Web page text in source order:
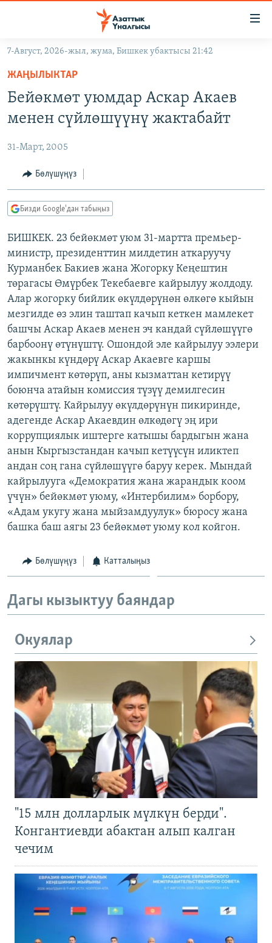
Навигацияга
өтүңүз
Издөөгө
салыңыз
ЭКОНОМИКА
МАДАНИЯТ
БОРБОР АЗИЯ
АТАЙЫН ИЛИКТӨӨ
ТВ ПРОГРАММАЛАР
ЭКСПЕРТТЕР ТАЛДАЙТ
БИЗ ЖАНА ДҮЙНӨ
ДАНИСТЕ
ЭЖЕ-СИҢДИЛЕР
АЗАТТЫК+
ЫҢГАЙСЫЗ СУРООЛОР
ӨЗГӨЧӨ ПИКИР
Русский
ОНЛАЙН ШЕРИНЕ
ЭЕ/АРнун бардык сайттары
7-Август, 2026-жыл, жума, Бишкек убактысы 21:42
ЖАҢЫЛЫКТАР
Бейөкмөт уюмдар Аскар Акаев
менен сүйлөшүүнү жактабайт
31-Март, 2005
Бөлүшүңүз
Бизди Google'дан табыңыз
БИШКЕК. 23 бейөкмөт уюм 31-мартта премьер-
министр, президенттин милдетин аткаруучу
Курманбек Бакиев жана Жогорку Кеңештин
төрагасы Өмүрбек Текебаевге кайрылуу жолдоду.
Алар жогорку бийлик өкүлдөрүнөн өлкөгө кыйын
мезгилде өз элин таштап качып кеткен мамлекет
башчы Аскар Акаев менен эч кандай сүйлөшүүгө
барбоонү өтүнүштү. Ошондой эле кайрылуу ээлери
жакынкы күндөрү Аскар Акаевге каршы
импичмент көтөрүп, аны кызматтан кетирүү
боюнча атайын комиссия түзүү демилгесин
көтөрүштү. Кайрылуу өкүлдөрүнүн пикиринде,
адегенде Аскар Акаевдин өлкөдөгү эң ири
коррупциялык иштерге катышы бардыгын жана
анын Кыргызстандан качып кетүүсүн иликтеп
андан соң гана сүйлөшүүгө баруу керек. Мындай
кайрылууга «Демократия жана жарандык коом
үчүн» бейөкмөт уюму, «Интербилим» борбору,
«Адам укугу жана мыйзамдуулук» бюросу жана
башка баш аягы 23 бейөкмөт уюму кол койгон.
Бөлүшүңүз Катталыңыз
Дагы кызыктуу баяндар
Окуялар
"15 млн долларлык мүлкүн берди".
Конгантиевди абактан алып калган
чечим